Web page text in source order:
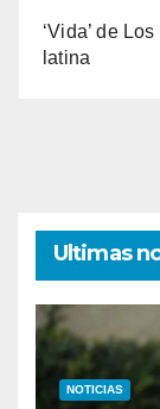
‘Vida’ de
latina
Ultimas
NOTICIAS